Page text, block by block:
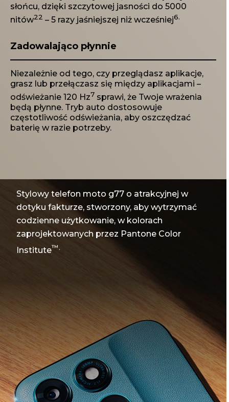
słońcu, dzięki szczytowej jasności do 5000
nitów22 – 5 razy jaśniejszej niż wcześniej6.
Zadowalająco płynnie
Niezależnie od tego, czy przeglądasz aplikacje,
grasz lub przełączasz się między aplikacjami –
odświeżanie 120 Hz7 sprawi, że Twoje wrażenia
będą płynne. Tryb auto dostosowuje
częstotliwość odświeżania, aby oszczędzać
baterię w razie potrzeby.
Stylowy telefon moto g77 o atrakcyjnej w
dotyku fakturze, stworzony, aby wytrzymać
codzienne użytkowanie, w kolorach
zaprojektowanych przez Pantone Color
Institute™.